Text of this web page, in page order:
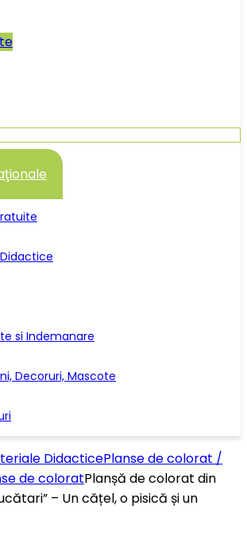
si Indemanare
Decoruri, Mascote
DidacticePlanse de colorat /
de coloratPlanșă de colorat din
– Un cățel, o pisică și un